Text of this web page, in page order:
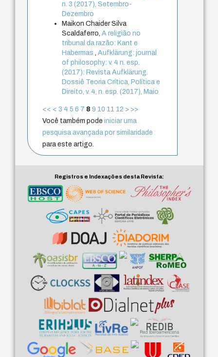
n. 3 (2017), Setembro-
Dezembro
Maikon Chaider Silva
Scaldaferro,A religião no
tribunal da razão: Kant e
Habermas,Aufklärung: journal
of philosophy: v. 4 n. esp.
(2017): Revista Aufklärung.
Dossiê Teoria Crítica, Política e
Direito, v. 4, n. esp. (2017), Maio
<< < 3 4 5 6 7 8 9 10 11 12 > >>
Você também podeiniciar uma
pesquisa avançada por similaridade
para este artigo.
Registros e Indexações desta Revista: